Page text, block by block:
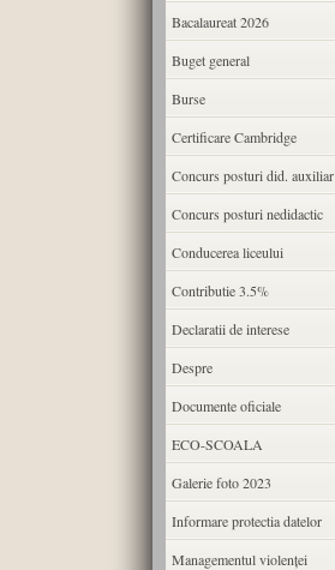
Bacalaureat 2026
Buget general
Burse
Certificare Cambridge
Concurs posturi did. auxiliar
Concurs posturi nedidactic
Conducerea liceului
Contributie 3.5%
Declaratii de interese
Despre
Documente oficiale
ECO-SCOALA
Galerie foto 2023
Informare protectia datelor
Managementul violenței